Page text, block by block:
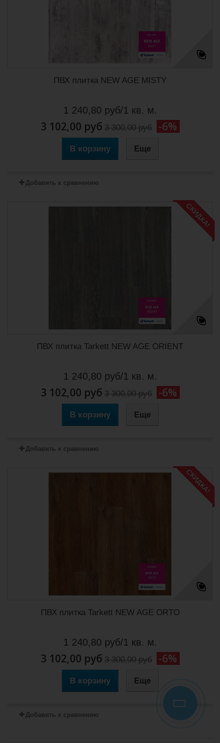
ПВХ плитка NEW AGE MISTY
1 240,80 руб/1 кв. м.
3 102,00 руб 3 300,00 руб -6%
В корзину Еще
Добавить к сравнению
СКИДКА!
ПВХ плитка Tarkett NEW AGE ORIENT
1 240,80 руб/1 кв. м.
3 102,00 руб 3 300,00 руб -6%
В корзину Еще
Добавить к сравнению
СКИДКА!
ПВХ плитка Tarkett NEW AGE ORTO
1 240,80 руб/1 кв. м.
3 102,00 руб 3 300,00 руб -6%
В корзину Еще
Добавить к сравнению